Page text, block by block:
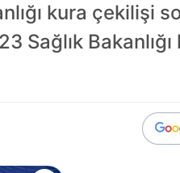
kura çekilişi
Sağlık